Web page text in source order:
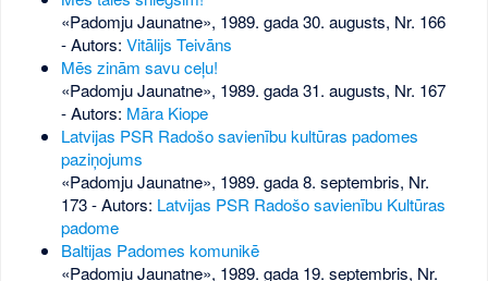
«Padomju Jaunatne», 1989. gada 30. augusts, Nr. 166
- Autors: Vitālijs Teivāns
Mēs zinām savu ceļu!
«Padomju Jaunatne», 1989. gada 31. augusts, Nr. 167
- Autors: Māra Kiope
Latvijas PSR Radošo savienību kultūras padomes
paziņojums
«Padomju Jaunatne», 1989. gada 8. septembris, Nr.
173- Autors: Latvijas PSR Radošo savienību Kultūras
padome
Baltijas Padomes komunikē
«Padomju Jaunatne», 1989. gada 19. septembris, Nr.